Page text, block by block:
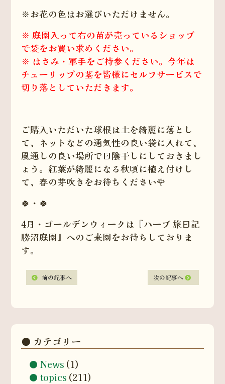
※お花の色はお選びいただけません。
※ 庭園入って右の苗が売っているショップ
で袋をお買い求めください。
※ はさみ・軍手をご持参ください。今年は
チューリップの茎を皆様にセルフサービスで
切り落としていただきます。
ご購入いただいた球根は土を綺麗に落とし
て、ネットなどの通気性の良い袋に入れて、
風通しの良い場所で日陰干しにしておきまし
ょう。紅葉が綺麗になる秋頃に植え付けし
て、春の芽吹きをお待ちください🌹
🍀・🍀
4月・ゴールデンウィークは『ハーブ 旅日記
勝沼庭園』へのご来園をお待ちしておりま
す。
前の記事へ 次の記事へ
カテゴリー
News (1)
topics (211)